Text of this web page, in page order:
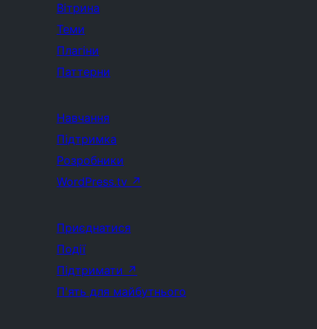
Вітрина
Теми
Плагіни
Паттерни
Навчання
Підтримка
Розробники
WordPress.tv ↗
Приєднатися
Події
Підтримати ↗
П'ять для майбутнього